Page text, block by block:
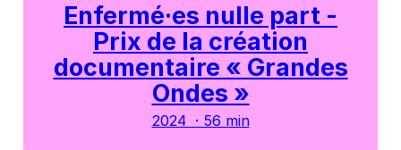
Enfermé·es nulle part -
Prix de la création
documentaire « Grandes
Ondes »
2024 · 56 min